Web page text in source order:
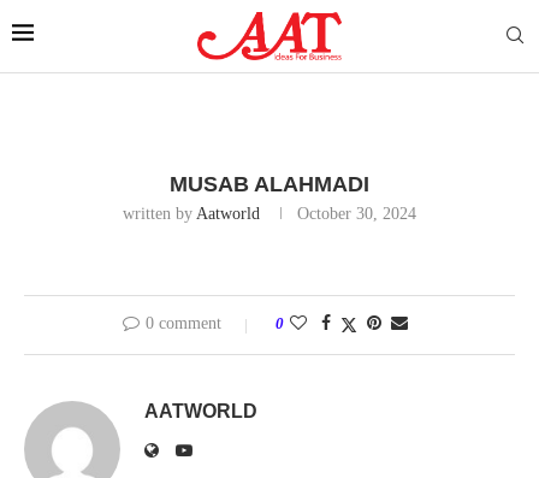
MUSAB ALAHMADI
written by Aatworld October 30, 2024
0 comment 0
AATWORLD